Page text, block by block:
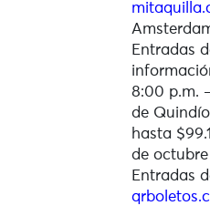
Entradas
8:00 p.m.
de
hasta
de
Entradas